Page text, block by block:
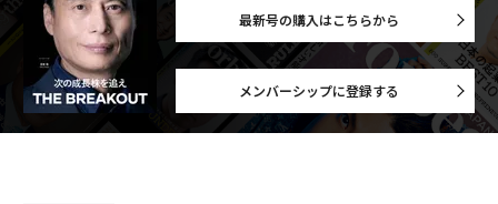
最新号の購入はこちらから
メンバーシップに登録する